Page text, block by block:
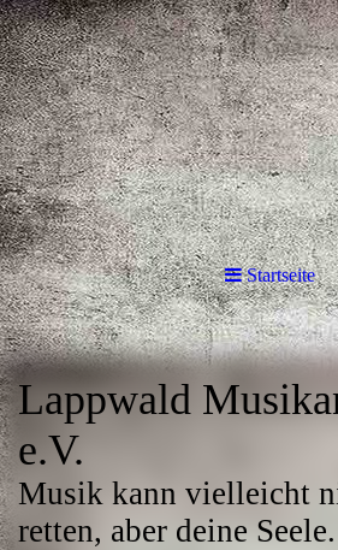
Startseite
Lappwald
e.V.
Musik kann vielleicht
retten, aber deine Seele.